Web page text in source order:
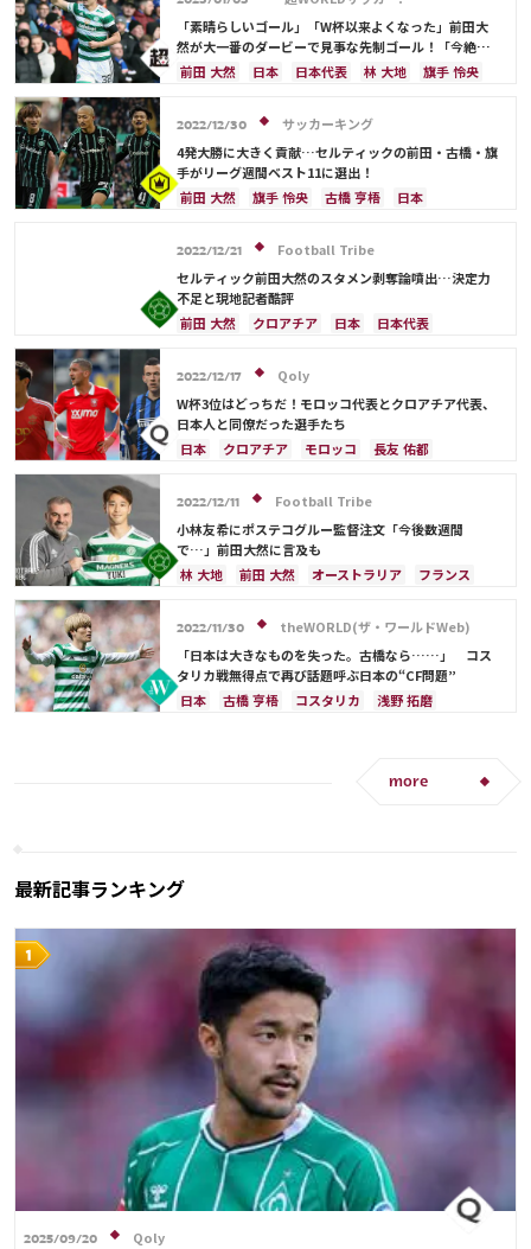
「素晴らしいゴール」「W杯以来よくなった」前田大
然が大一番のダービーで見事な先制ゴール！「今絶好
調だ」
前田 大然 日本 日本代表 林 大地
旗手 怜央
2022/12/30
サッカーキング
4発大勝に大きく貢献…セルティックの前田・古橋・旗
手がリーグ週間ベスト11に選出！
前田 大然
旗手 怜央 古橋 亨梧
日本
2022/12/21
Football Tribe
セルティック前田大然のスタメン剥奪論噴出…決定力
不足と現地記者酷評
前田 大然
クロアチア 日本
日本代表
2022/12/17
Qoly
W杯3位はどっちだ！モロッコ代表とクロアチア代表、
日本人と同僚だった選手たち
日本
クロアチア モロッコ
長友 佑都
イングランド
伊東 純也
南野 拓実
ルカ・モドリッチ
鎌田 大地
アクラフ・ハキミ
ドイツ
スペイン 韓国
旗手 怜央
古橋 亨梧 堂安 律
前田 大然
2022/12/11
Football Tribe
小林友希にポステコグルー監督注文「今後数週間
で…」前田大然に言及も
林 大地
前田 大然 オーストラリア
フランス
旗手 怜央
古橋 亨梧
2022/11/30
theWORLD(ザ・ワールドWeb)
「日本は大きなものを失った。古橋なら……」 コス
タリカ戦無得点で再び話題呼ぶ日本の“CF問題”
日本
古橋 亨梧 コスタリカ
浅野 拓磨
more
最新記事ランキング
2025/09/20 Qoly